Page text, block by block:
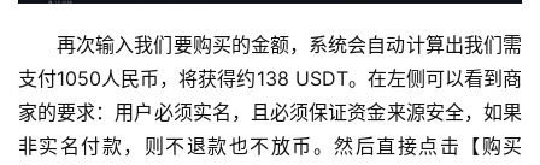
再次输入我们要购买的金额，系统会自动计算出我们需
支付1050人民币，将获得约138 USDT。在左侧可以看到商
家的要求：用户必须实名，且必须保证资金来源安全，如果
非实名付款，则不退款也不放币。然后直接点击【购买